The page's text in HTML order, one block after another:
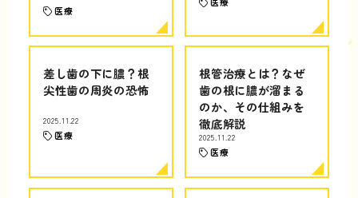
医療
差し歯の下に膿？根
尖性歯の周炎の恐怖
2025.11.22
医療
根管治療とは？なぜ
歯の根に膿が溜まる
のか、その仕組みを
徹底解説
2025.11.22
医療